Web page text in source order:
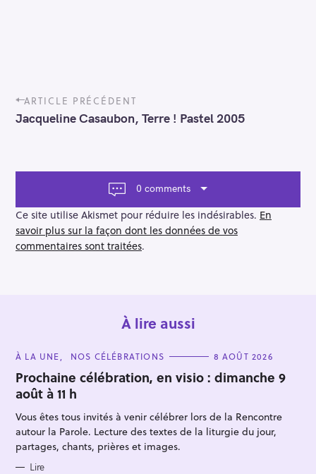
P
o
s
a
g
a
t
i
ARTICLE PRÉCÉDENT
Jacqueline Casaubon, Terre ! Pastel 2005
0 comments
Ce site utilise Akismet pour réduire les indésirables. En
savoir plus sur la façon dont les données de vos
commentaires sont traitées.
À lire aussi
C
T
E
G
O
R
I
E
S
À LA UNE NOS CÉLÉBRATIONS 8 AOÛT 2026
Prochaine célébration, en visio : dimanche 9
août à 11 h
Vous êtes tous invités à venir célébrer lors de la Rencontre
autour la Parole. Lecture des textes de la liturgie du jour,
partages, chants, prières et images.
Lire
R